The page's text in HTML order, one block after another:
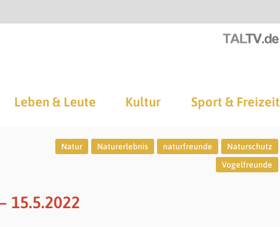
Leben & Leute Kultur Sport & Freizeit
Natur Naturerlebnis naturfreunde
Naturschutz
Vogelfreunde
15.5.2022